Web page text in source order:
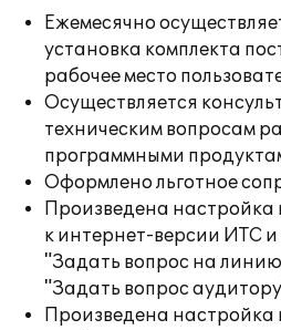
Ежемесячно
установка комплекта
рабочее место
Осуществляется
техническим вопросам
программными
Оформлено льготное
Произведена настройка
к интернет-версии ИТС
"Задать вопрос на
"Задать вопрос
Произведена настройка